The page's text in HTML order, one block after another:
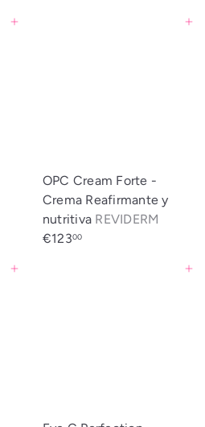
Agregar al carrito Agregar al carrito
OPC Cream Forte -
Crema Reafirmante y
nutritiva REVIDERM
€12300
Agregar al carrito Agregar al carrito